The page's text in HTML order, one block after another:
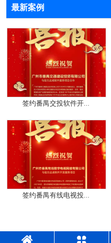
最新案例
签约番禺交投软件开...
签约番禺有线电视投...